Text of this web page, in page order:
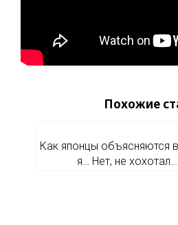
Похожие
Как японцы объясняются
я… Нет, не